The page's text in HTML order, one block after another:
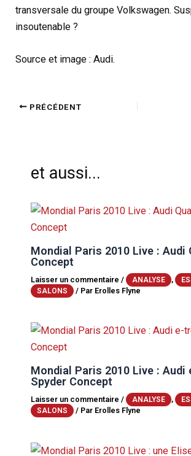
transversale du groupe Volkswagen.
insoutenable ?
Source et image : Audi.
PRÉCÉDENT
et aussi...
Mondial Paris 2010 Live : Audi
Concept
Laisser un commentaire / ANALYSE ,
SALONS / Par Erolles Flyne
Mondial Paris 2010 Live : Audi
Spyder Concept
Laisser un commentaire / ANALYSE ,
SALONS / Par Erolles Flyne